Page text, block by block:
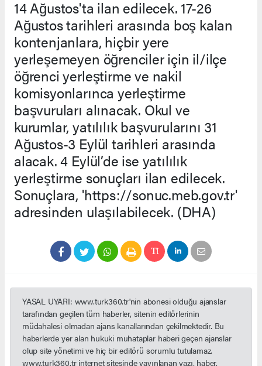
14 Ağustos'ta ilan edilecek. 17-26
Ağustos tarihleri arasında boş kalan
kontenjanlara, hiçbir yere
yerleşemeyen öğrenciler için il/ilçe
öğrenci yerleştirme ve nakil
komisyonlarınca yerleştirme
başvuruları alınacak. Okul ve
kurumlar, yatılılık başvurularını 31
Ağustos-3 Eylül tarihleri arasında
alacak. 4 Eylül’de ise yatılılık
yerleştirme sonuçları ilan edilecek.
Sonuçlara, 'https://sonuc.meb.gov.tr'
adresinden ulaşılabilecek. (DHA)
YASAL UYARI: www.turk360.tr'nin abonesi olduğu ajanslar
tarafından geçilen tüm haberler, sitenin editörlerinin
müdahalesi olmadan ajans kanallarından çekilmektedir. Bu
haberlerde yer alan hukuki muhataplar haberi geçen ajanslar
olup site yönetimi ve hiç bir editörü sorumlu tutulamaz.
www.turk360.tr internet sitesinde yayınlanan yazı, haber,